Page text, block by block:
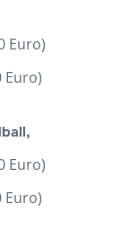
Euro)
Euro)
Euro)
Euro)